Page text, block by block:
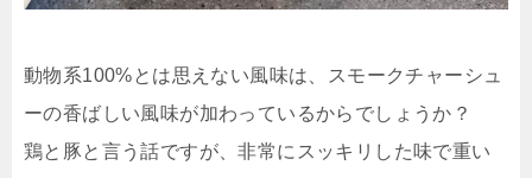
動物系100%とは思えない風味は、スモークチャーシュ
ーの香ばしい風味が加わっているからでしょうか？
鶏と豚と言う話ですが、非常にスッキリした味で重い